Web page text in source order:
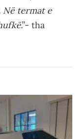
Në termat e
.”- tha